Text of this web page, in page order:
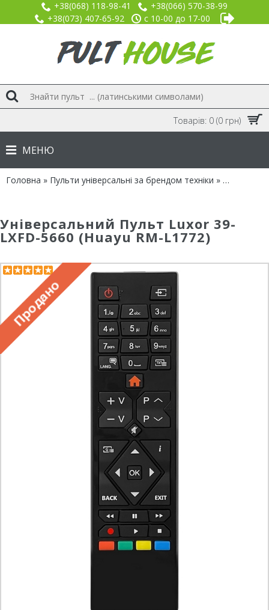
+38(068) 118-98-41
+38(066) 570-38-99
+38(073) 407-65-92
с 10-00 до 17-00
Товарів: 0 (0 грн)
МЕНЮ
Головна » Пульти універсальні за брендом техніки » Бренд
Універсальний Пульт Luxor 39-
LXFD-5660 (Huayu RM-L1772)